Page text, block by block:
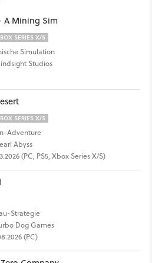
A Mining Sim
SERIES X/S
Simulation
Studios
SERIES X/S
Adventure
Abyss
(PC, PS5, Xbox Series X/S)
Strategie
Dog Games
(PC)